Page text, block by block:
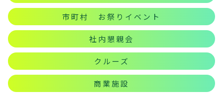
市町村 お祭りイベント
社内懇親会
クルーズ
商業施設